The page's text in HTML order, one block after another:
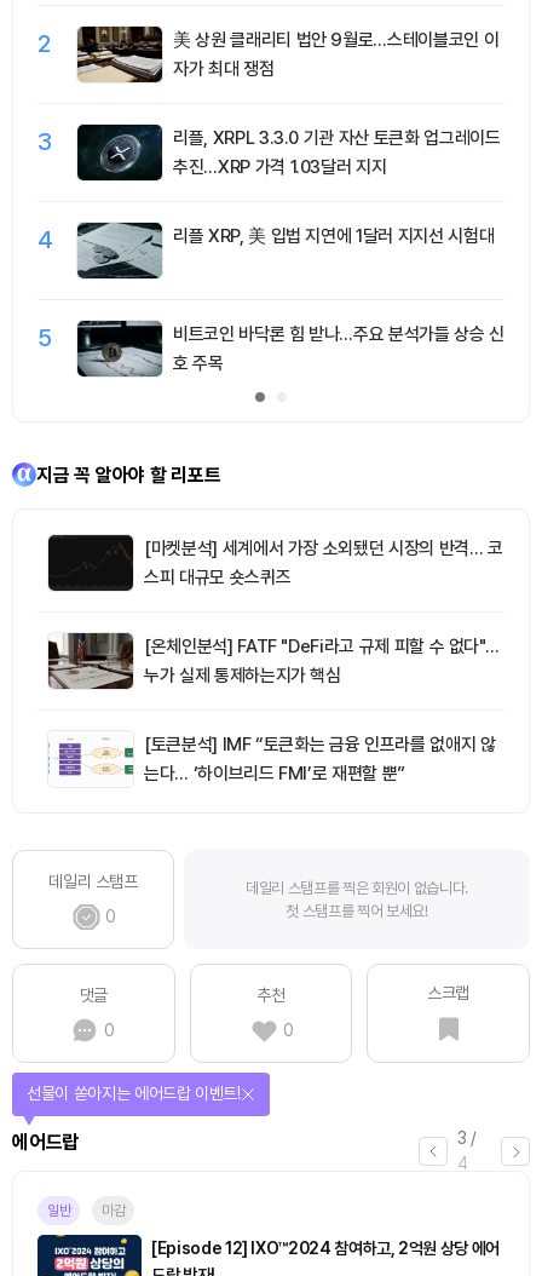
2
美 상원 클래리티 법안 9월로…스테이블코인 이
자가 최대 쟁점
3
리플, XRPL 3.3.0 기관 자산 토큰화 업그레이드
추진…XRP 가격 1.03달러 지지
4 리플 XRP, 美 입법 지연에 1달러 지지선 시험대
5
비트코인 바닥론 힘 받나…주요 분석가들 상승 신
호 주목
지금 꼭 알아야 할 리포트
[마켓분석] 세계에서 가장 소외됐던 시장의 반격… 코
스피 대규모 숏스퀴즈
[온체인분석] FATF "DeFi라고 규제 피할 수 없다"…
누가 실제 통제하는지가 핵심
[토큰분석] IMF “토큰화는 금융 인프라를 없애지 않
는다… ‘하이브리드 FMI’로 재편할 뿐”
데일리 스탬프
0
데일리 스탬프를 찍은 회원이 없습니다.
첫 스탬프를 찍어 보세요!
댓글
0
추천
0
스크랩
3 /
4
에어드랍
선물이 쏟아지는 에어드랍 이벤트!
일반 마감
[Episode 12] IXO™2024 참여하고, 2억원 상당 에어